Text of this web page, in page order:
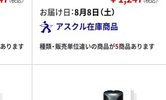
ります
お届け日：8月8日（土）
アスクル在庫商品
種類・販売単位違いの商品が5商品あります